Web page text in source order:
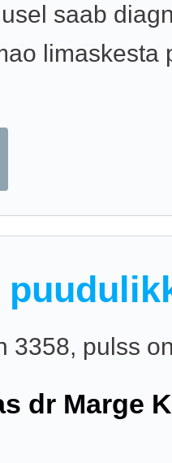
saab
limaskesta
3358, pulss
dr Marge